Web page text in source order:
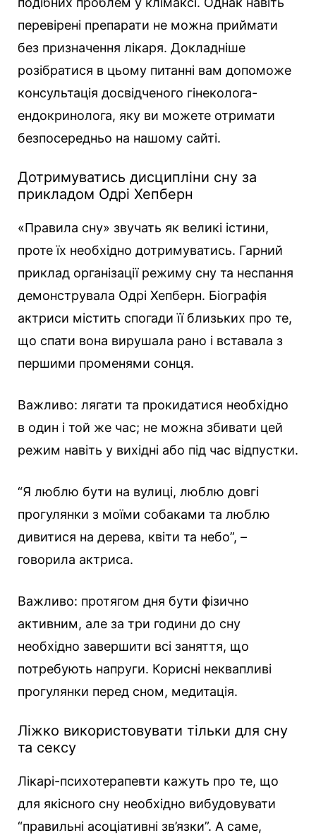
перевірені препарати не можна приймати
без призначення лікаря. Докладніше
розібратися в цьому питанні вам допоможе
консультація досвідченого гінеколога-
ендокринолога, яку ви можете отримати
безпосередньо на нашому сайті.
Дотримуватись дисципліни сну за
прикладом Одрі Хепберн
«Правила сну» звучать як великі істини,
проте їх необхідно дотримуватись. Гарний
приклад організації режиму сну та неспання
демонструвала Одрі Хепберн. Біографія
актриси містить спогади її близьких про те,
що спати вона вирушала рано і вставала з
першими променями сонця.
Важливо: лягати та прокидатися необхідно
в один і той же час; не можна збивати цей
режим навіть у вихідні або під час відпустки.
“Я люблю бути на вулиці, люблю довгі
прогулянки з моїми собаками та люблю
дивитися на дерева, квіти та небо”, –
говорила актриса.
Важливо: протягом дня бути фізично
активним, але за три години до сну
необхідно завершити всі заняття, що
потребують напруги. Корисні неквапливі
прогулянки перед сном, медитація.
Ліжко використовувати тільки для сну
та сексу
Лікарі-психотерапевти кажуть про те, що
для якісного сну необхідно вибудовувати
“правильні асоціативні зв’язки”. А саме,